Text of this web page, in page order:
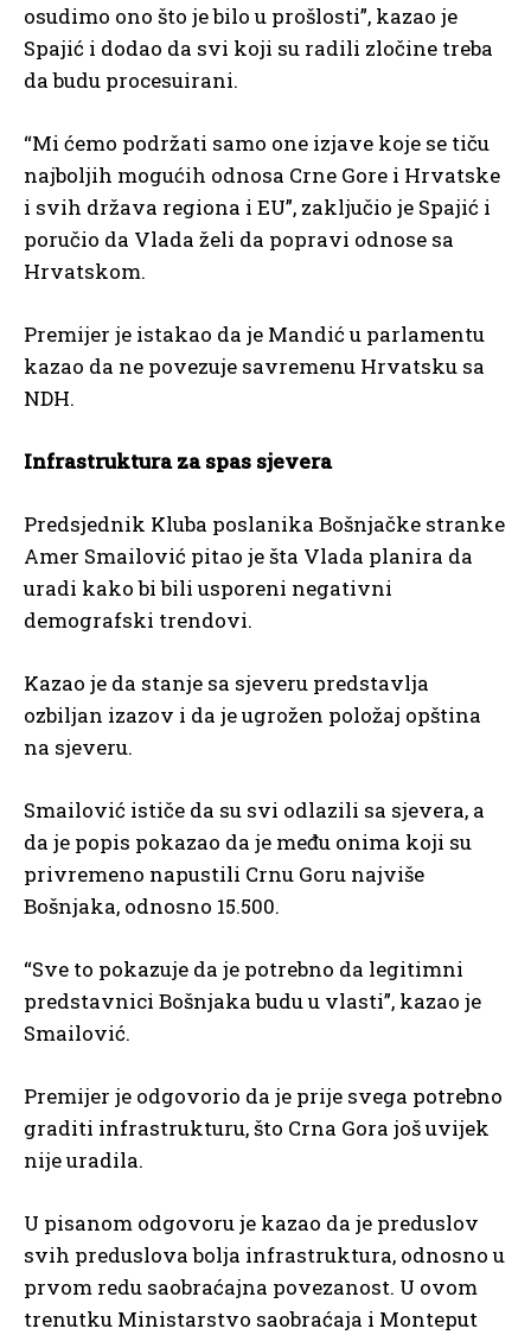
osudimo ono što je bilo u prošlosti”, kazao je
Spajić i dodao da svi koji su radili zločine treba
da budu procesuirani.
“Mi ćemo podržati samo one izjave koje se tiču
najboljih mogućih odnosa Crne Gore i Hrvatske
i svih država regiona i EU”, zaključio je Spajić i
poručio da Vlada želi da popravi odnose sa
Hrvatskom.
Premijer je istakao da je Mandić u parlamentu
kazao da ne povezuje savremenu Hrvatsku sa
NDH.
Infrastruktura za spas sjevera
Predsjednik Kluba poslanika Bošnjačke stranke
Amer Smailović pitao je šta Vlada planira da
uradi kako bi bili usporeni negativni
demografski trendovi.
Kazao je da stanje sa sjeveru predstavlja
ozbiljan izazov i da je ugrožen položaj opština
na sjeveru.
Smailović ističe da su svi odlazili sa sjevera, a
da je popis pokazao da je među onima koji su
privremeno napustili Crnu Goru najviše
Bošnjaka, odnosno 15.500.
“Sve to pokazuje da je potrebno da legitimni
predstavnici Bošnjaka budu u vlasti”, kazao je
Smailović.
Premijer je odgovorio da je prije svega potrebno
graditi infrastrukturu, što Crna Gora još uvijek
nije uradila.
U pisanom odgovoru je kazao da je preduslov
svih preduslova bolja infrastruktura, odnosno u
prvom redu saobraćajna povezanost. U ovom
trenutku Ministarstvo saobraćaja i Monteput